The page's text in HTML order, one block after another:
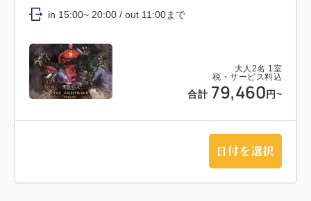
大人 2名 1 室
税・サービス料込
合計 79,460 円~
in 15:00~ 20:00 / out 11:00まで
日付を選択